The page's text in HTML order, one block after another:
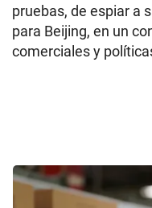
pruebas, de espiar a
para Beijing, en un
comerciales y